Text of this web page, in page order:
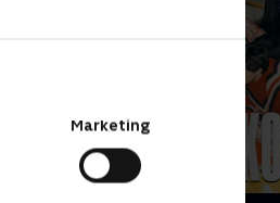
Marketing